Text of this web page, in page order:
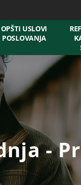
OPŠTI USLOVI
POSLOVANJA
-